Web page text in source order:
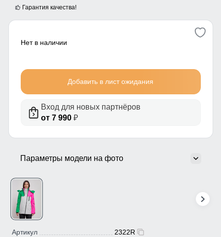
Гарантия качества!
Нет в наличии
Добавить в лист ожидания
Вход для новых партнёров
от 7 990₽
Параметры модели на фото
Артикул
2322R